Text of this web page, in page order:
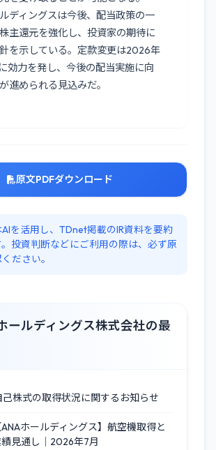
ディングスは今後、配当政策の一
主還元を強化し、投資家の期待に
を示している。定款変更は2026年
効力を発し、今後の配当実施に向
進められる見込みだ。
原文PDFダウンロード
を活用し、TDnet掲載のIR資料を要約
。投資判断などにご利用の際は、必ず原
ださい。
ールディングス株式会社の最
己株式の取得状況に関するお知らせ
ANAホールディングス】航空機取得と
見通し｜2026年7月